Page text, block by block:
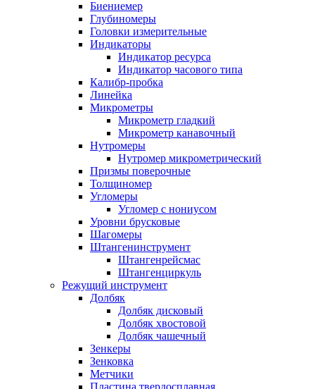
Биениемер
Глубиномеры
Головки измерительные
Индикаторы
Индикатор ресурса
Индикатор часового типа
Калибр-пробка
Линейка
Микрометры
Микрометр гладкий
Микрометр канавочный
Нутромеры
Нутромер микрометрический
Призмы поверочные
Толщиномер
Угломеры
Угломер с нониусом
Уровни брусковые
Шагомеры
Штангенинструмент
Штангенрейсмас
Штангенциркуль
Режущий инструмент
Долбяк
Долбяк дисковый
Долбяк хвостовой
Долбяк чашечный
Зенкеры
Зенковка
Метчики
Пластина твердосплавная